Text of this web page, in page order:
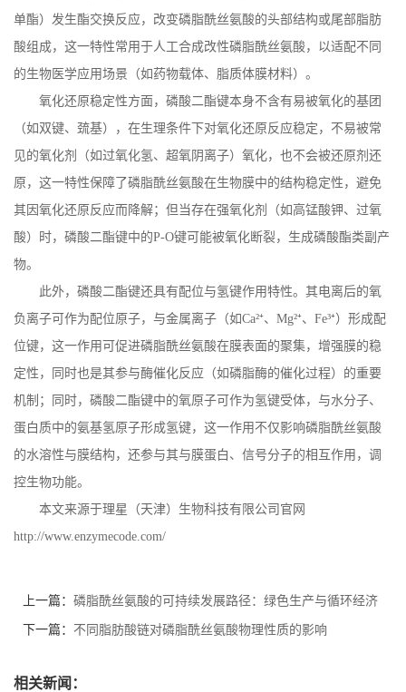
单酯）发生酯交换反应，改变磷脂酰丝氨酸的头部结构或尾部脂肪
酸组成，这一特性常用于人工合成改性磷脂酰丝氨酸，以适配不同
的生物医学应用场景（如药物载体、脂质体膜材料）。
氧化还原稳定性方面，磷酸二酯键本身不含有易被氧化的基团
（如双键、巯基），在生理条件下对氧化还原反应稳定，不易被常
见的氧化剂（如过氧化氢、超氧阴离子）氧化，也不会被还原剂还
原，这一特性保障了磷脂酰丝氨酸在生物膜中的结构稳定性，避免
其因氧化还原反应而降解；但当存在强氧化剂（如高锰酸钾、过氧
酸）时，磷酸二酯键中的P-O键可能被氧化断裂，生成磷酸酯类副产
物。
此外，磷酸二酯键还具有配位与氢键作用特性。其电离后的氧
负离子可作为配位原子，与金属离子（如Ca²⁺、 Mg²⁺、 Fe³⁺）形成配
位键，这一作用可促进磷脂酰丝氨酸在膜表面的聚集，增强膜的稳
定性，同时也是其参与酶催化反应（如磷脂酶的催化过程）的重要
机制；同时，磷酸二酯键中的氧原子可作为氢键受体，与水分子、
蛋白质中的氨基氢原子形成氢键，这一作用不仅影响磷脂酰丝氨酸
的水溶性与膜结构，还参与其与膜蛋白、信号分子的相互作用，调
控生物功能。
本文来源于理星（天津）生物科技有限公司官网
http://www.enzymecode.com/
上一篇： 磷脂酰丝氨酸的可持续发展路径：绿色生产与循环经济
模式探索
下一篇： 不同脂肪酸链对磷脂酰丝氨酸物理性质的影响
相关新闻：